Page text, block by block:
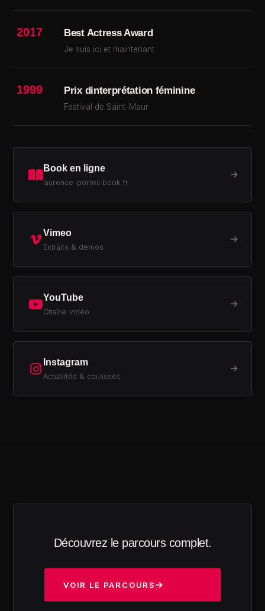
2017 Best Actress Award
Je suis ici et maintenant
1999 Prix dinterprétation féminine
Festival de Saint-Maur
Book en ligne
laurence-porteil.book.fr
Vimeo
Extraits & démos
YouTube
Chaîne vidéo
Instagram
Actualités & coulisses
Découvrez le parcours complet.
VOIR LE PARCOURS